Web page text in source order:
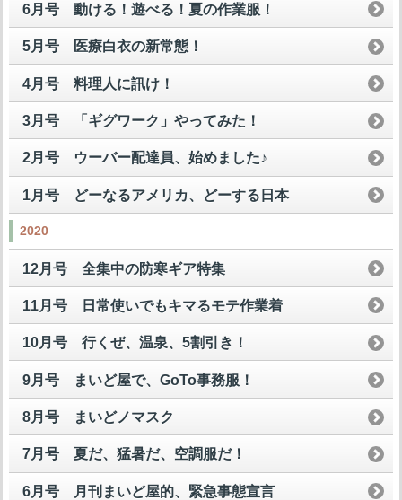
6月号 動ける！遊べる！夏の作業服！
5月号 医療白衣の新常態！
4月号 料理人に訊け！
3月号 「ギグワーク」やってみた！
2月号 ウーバー配達員、始めました♪
1月号 どーなるアメリカ、どーする日本
2020
12月号 全集中の防寒ギア特集
11月号 日常使いでもキマるモテ作業着
10月号 行くぜ、温泉、5割引き！
9月号 まいど屋で、GoTo事務服！
8月号 まいどノマスク
7月号 夏だ、猛暑だ、空調服だ！
6月号 月刊まいど屋的、緊急事態宣言